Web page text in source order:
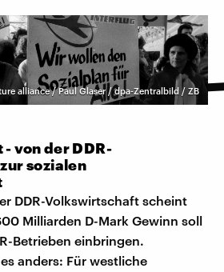
alliance / Paul Glaser / dpa-Zentralbild / ZB
von der DDR-
sozialen
DDR-Volkswirtschaft scheint
Milliarden D-Mark Gewinn soll
Betrieben einbringen.
anders: Für westliche